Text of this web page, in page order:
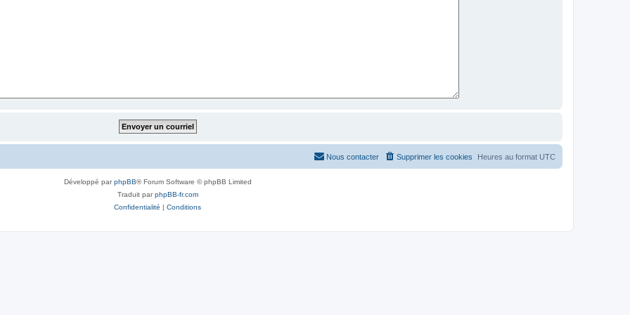
Heures au format UTC
Supprimer les cookies
Nous contacter
Développé parphpBB® Forum Software © phpBB Limited
Traduit parphpBB-fr.com
Confidentialité | Conditions